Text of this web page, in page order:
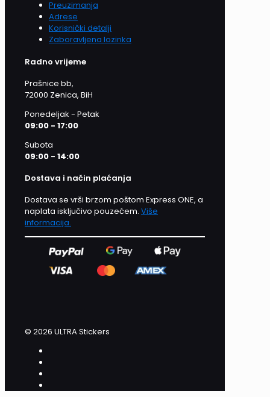
Preuzimanja
Adrese
Korisnički detalji
Zaboravljena lozinka
Radno vrijeme
Prašnice bb,
72000 Zenica, BiH
Ponedeljak - Petak
09:00 - 17:00
Subota
09:00 - 14:00
Dostava i način plaćanja
Dostava se vrši brzom poštom Express ONE, a
naplata isključivo pouzećem. Više
informacija.
© 2026 ULTRA Stickers